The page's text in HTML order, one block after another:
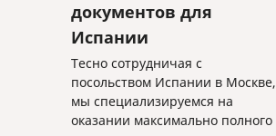
документов для
Испании
Тесно сотрудничая с
посольством Испании в Москве,
мы специализируемся на
оказании максимально полного